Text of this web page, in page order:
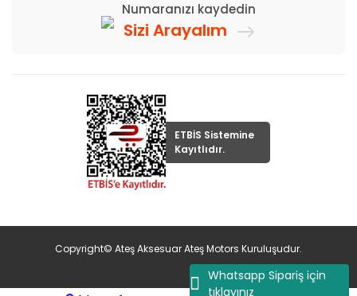
Whatsapp Sipariş için
tıklayınız
Numaranızı kaydedin
Sizi Arayalım
ETBİS Sistemine
Kayıtlıdır.
Copyright© Ateş Aksesuar Ateş Motors Kuruluşudur.